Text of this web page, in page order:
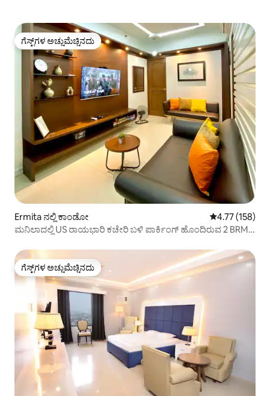
ಗೆಸ್ಟ್‌ಗಳ ಅಚ್ಚುಮೆಚ್ಚಿನದು
ಗೆಸ್ಟ್‌ಗಳ ಅಚ್ಚುಮೆಚ್ಚಿನದು
Ermita ನಲ್ಲಿ ಕಾಂಡೋ 5 ರಲ್ಲಿ 4.77
4.77 (158)
ಮನಿಲಾದಲ್ಲಿ US ರಾಯಭಾರಿ ಕಚೇರಿ ಬಳಿ ಪಾರ್ಕಿಂಗ್ ಹೊಂದಿರುವ 2 BRM
ಗೆಸ್ಟ್‌ಗಳ ಅಚ್ಚುಮೆಚ್ಚಿನದು
ಗೆಸ್ಟ್‌ಗಳ ಅಚ್ಚುಮೆಚ್ಚಿನದು